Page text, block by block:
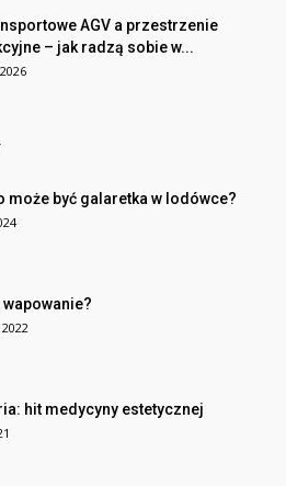
AGV a przestrzenie
– jak radzą sobie w...
może być galaretka w lodówce?
wapowanie?
hit medycyny estetycznej